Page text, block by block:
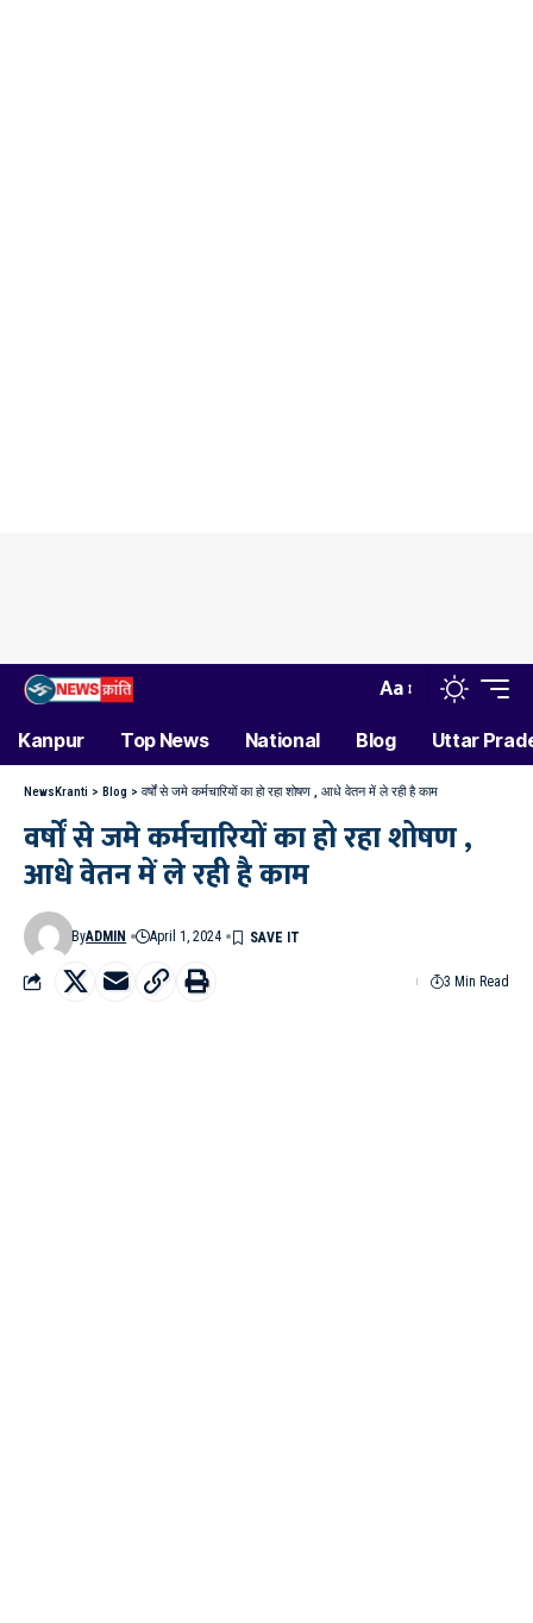
Aa
Kanpur Top News National Blog Uttar
NewsKranti > Blog > वर्षों से जमे कर्मचारियों का हो रहा शोषण , आधे वेतन में ले रही है काम
वर्षों से जमे कर्मचारियों का हो रहा शोषण ,
आधे वेतन में ले रही है काम
ByADMIN April 1, 2024
3 Min Read